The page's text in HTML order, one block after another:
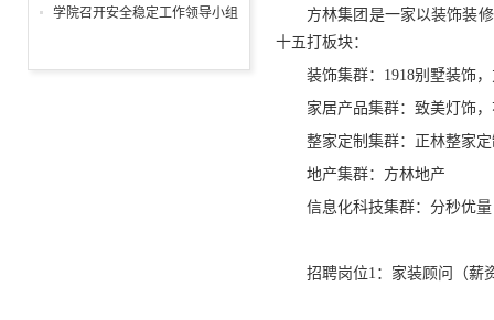
方林集团是一家以装饰装
十五打板块：
装饰集群：1918别墅装饰
家居产品集群：致美灯饰
整家定制集群：正林整家
地产集群：方林地产
信息化科技集群：分秒优量
招聘岗位1：家装顾问（薪
保温及饰面工程招标公告
学院召开安全稳定工作领导小组
校园安全工作